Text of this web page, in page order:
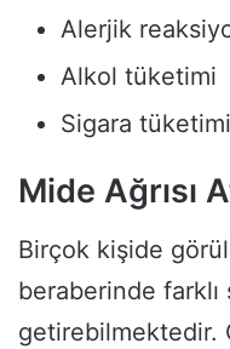
Alerjik
Alkol tüketimi
Sigara tüketimi
Mide Ağrısı
Birçok kişide
beraberinde
getirebilmektedir.